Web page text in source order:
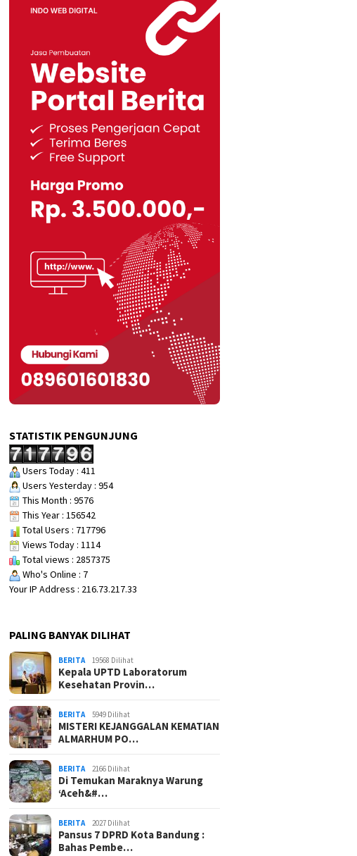
STATISTIK PENGUNJUNG
Users Today : 411
Users Yesterday : 954
This Month : 9576
This Year : 156542
Total Users : 717796
Views Today : 1114
Total views : 2857375
Who's Online : 7
Your IP Address : 216.73.217.33
PALING BANYAK DILIHAT
BERITA 19568 Dilihat
Kepala UPTD Laboratorum
Kesehatan Provin…
BERITA 5949 Dilihat
MISTERI KEJANGGALAN KEMATIAN
ALMARHUM PO…
BERITA 2166 Dilihat
Di Temukan Maraknya Warung
‘Aceh&#…
BERITA 2027 Dilihat
Pansus 7 DPRD Kota Bandung :
Bahas Pembe…